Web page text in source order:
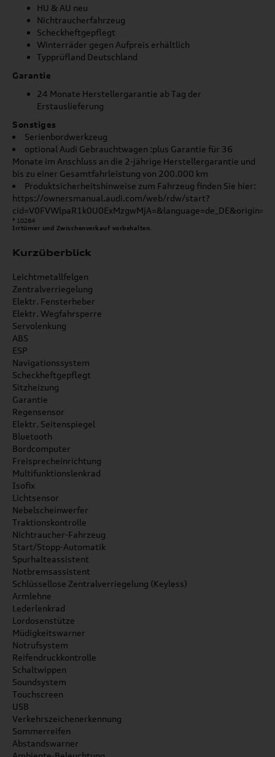
HU & AU neu
Nichtraucherfahrzeug
Scheckheftgepflegt
Winterräder gegen Aufpreis erhältlich
Typprüfland Deutschland
Garantie
24 Monate Herstellergarantie ab Tag der
Erstauslieferung
Sonstiges
Serienbordwerkzeug
optional Audi Gebrauchtwagen :plus Garantie für 36
Monate im Anschluss an die 2-jährige Herstellergarantie und
bis zu einer Gesamtfahrleistung von 200.000 km
Produktsicherheitshinweise zum Fahrzeug finden Sie hier:
https://ownersmanual.audi.com/web/rdw/start?
* 10284
Irrtümer und Zwischenverkauf vorbehalten.
Kurzüberblick
Leichtmetallfelgen
Zentralverriegelung
Elektr. Fensterheber
Elektr. Wegfahrsperre
Servolenkung
ABS
ESP
Navigationssystem
Scheckheftgepflegt
Sitzheizung
Garantie
Regensensor
Elektr. Seitenspiegel
Bluetooth
Bordcomputer
Freisprecheinrichtung
Multifunktionslenkrad
Isofix
Lichtsensor
Nebelscheinwerfer
Traktionskontrolle
Nichtraucher-Fahrzeug
Start/Stopp-Automatik
Spurhalteassistent
Notbremsassistent
Schlüssellose Zentralverriegelung (Keyless)
Armlehne
Lederlenkrad
Lordosenstütze
Müdigkeitswarner
Notrufsystem
Reifendruckkontrolle
Schaltwippen
Soundsystem
Touchscreen
USB
Verkehrszeichenerkennung
Sommerreifen
Abstandswarner